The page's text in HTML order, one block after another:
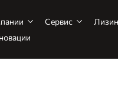
Сервис